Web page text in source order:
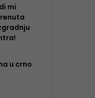
mi
u crno